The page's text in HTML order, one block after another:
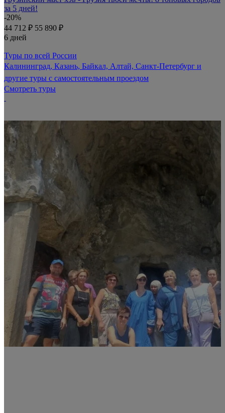
за 5 дней!
-20%
44 712 ₽ 55 890 ₽
6 дней
Туры по всей России
Калининград, Казань, Байкал, Алтай, Санкт-Петербург и
другие туры с самостоятельным проездом
Смотреть туры